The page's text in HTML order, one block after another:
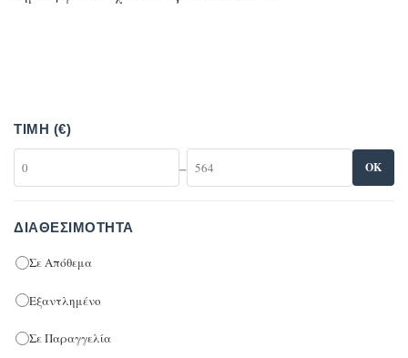
ΤΙΜΉ (€)
– OK
ΔΙΑΘΕΣΙΜΌΤΗΤΑ
Σε Απόθεμα
Εξαντλημένο
Σε Παραγγελία